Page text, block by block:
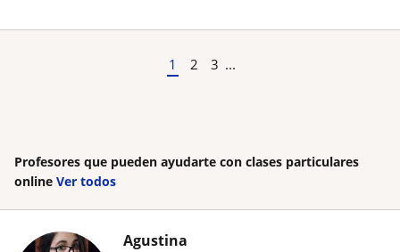
1 2 3 ...
Profesores que pueden ayudarte con clases particulares
online Ver todos
Agustina